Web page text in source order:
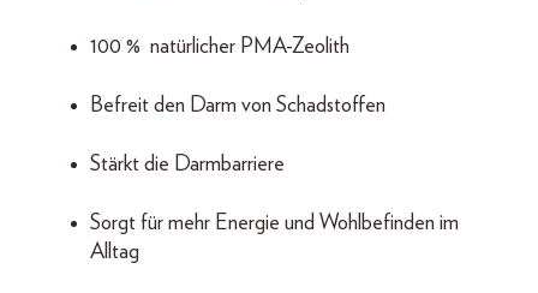
100 % natürlicher PMA-Zeolith
Befreit den Darm von Schadstoffen
Stärkt die Darmbarriere
Sorgt für mehr Energie und Wohlbefinden im
Alltag